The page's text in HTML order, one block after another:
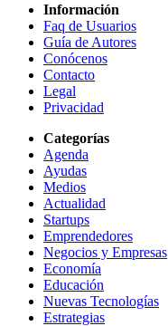
Información
Faq de Usuarios
Guía de Autores
Conócenos
Contacto
Legal
Privacidad
Categorías
Agenda
Ayudas
Medios
Actualidad
Startups
Emprendedores
Negocios y Empresas
Economía
Educación
Nuevas Tecnologías
Estrategias